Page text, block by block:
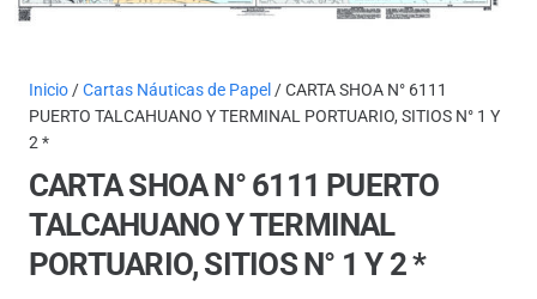
Inicio /Cartas Náuticas de Papel / CARTA SHOA N° 6111
PUERTO TALCAHUANO Y TERMINAL PORTUARIO, SITIOS N° 1 Y
2 *
CARTA SHOA N° 6111 PUERTO
TALCAHUANO Y TERMINAL
PORTUARIO, SITIOS N° 1 Y 2 *